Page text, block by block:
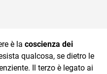
è la coscienza dei
qualcosa, se dietro le
Il terzo è legato ai